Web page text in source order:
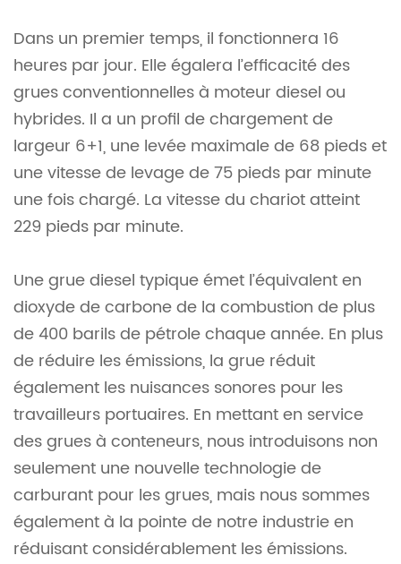
Dans un premier temps, il fonctionnera 16
heures par jour. Elle égalera l’efficacité des
grues conventionnelles à moteur diesel ou
hybrides. Il a un profil de chargement de
largeur 6+1, une levée maximale de 68 pieds et
une vitesse de levage de 75 pieds par minute
une fois chargé. La vitesse du chariot atteint
229 pieds par minute.
Une grue diesel typique émet l’équivalent en
dioxyde de carbone de la combustion de plus
de 400 barils de pétrole chaque année. En plus
de réduire les émissions, la grue réduit
également les nuisances sonores pour les
travailleurs portuaires. En mettant en service
des grues à conteneurs, nous introduisons non
seulement une nouvelle technologie de
carburant pour les grues, mais nous sommes
également à la pointe de notre industrie en
réduisant considérablement les émissions.